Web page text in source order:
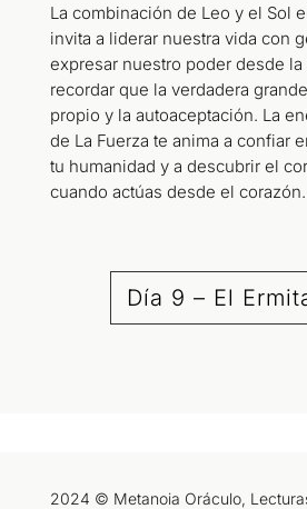
La combinación de Leo y el Sol
invita a liderar nuestra vida con
expresar nuestro poder desde la
recordar que la verdadera
propio y la autoaceptación. La
de La Fuerza te anima a confiar
tu humanidad y a descubrir el
cuando actúas desde el corazón.
Día 9 – El
2024 © Metanoia Oráculo,